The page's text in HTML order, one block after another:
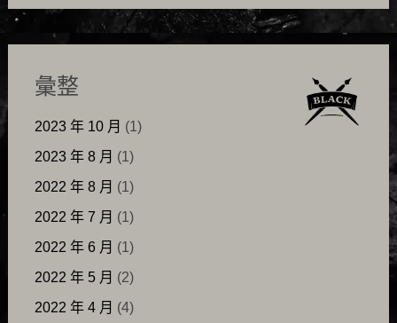
彙整
2023 年 10 月 (1)
2023 年 8 月 (1)
2022 年 8 月 (1)
2022 年 7 月 (1)
2022 年 6 月 (1)
2022 年 5 月 (2)
2022 年 4 月 (4)